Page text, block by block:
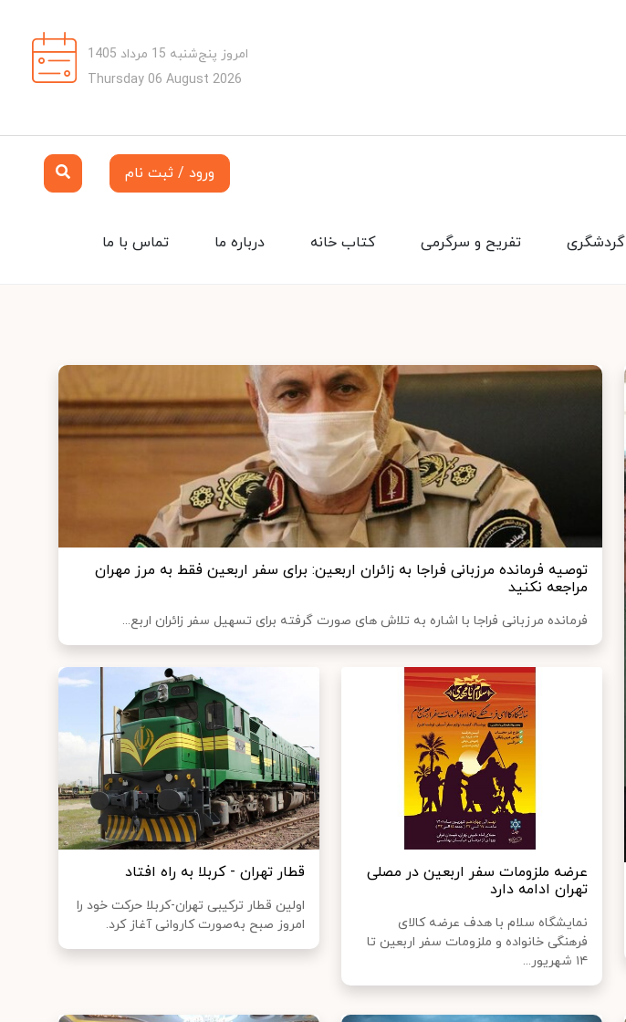
امروز پنج‌شنبه 15 مرداد 1405
Thursday 06 August 2026
ورود / ثبت نام
تماس با ما درباره ما کتاب خانه تفریح و سرگرمی گردشگری
توصیه فرمانده مرزبانی فراجا به زائران اربعین: برای سفر اربعین فقط به مرز مهران
مراجعه نکنید
فرمانده مرزبانی فراجا با اشاره به تلاش های صورت گرفته برای تسهیل سفر زائران اربع...
عرضه ملزومات سفر اربعین در مصلی
تهران ادامه دارد
نمایشگاه سلام با هدف عرضه کالای
فرهنگی خانواده و ملزومات سفر اربعین تا
۱۴ شهریور...
قطار تهران - کربلا به راه افتاد
اولین قطار ترکیبی تهران-کربلا حرکت خود را
امروز صبح به‌صورت کاروانی آغاز کرد.